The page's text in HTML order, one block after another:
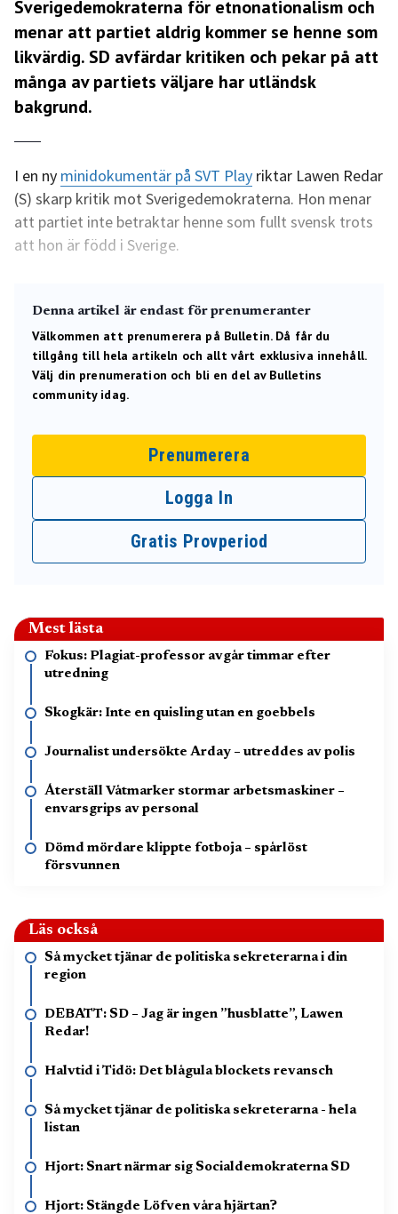
Sverigedemokraterna för etnonationalism och
menar att partiet aldrig kommer se henne som
likvärdig. SD avfärdar kritiken och pekar på att
många av partiets väljare har utländsk
bakgrund.
I en ny minidokumentär på SVT Play riktar Lawen Redar
(S) skarp kritik mot Sverigedemokraterna. Hon menar
att partiet inte betraktar henne som fullt svensk trots
att hon är född i Sverige.
Denna artikel är endast för prenumeranter
Välkommen att prenumerera på Bulletin. Då får du
tillgång till hela artikeln och allt vårt exklusiva innehåll.
Välj din prenumeration och bli en del av Bulletins
community idag.
Prenumerera
Logga In
Gratis Provperiod
Mest lästa
Fokus: Plagiat-professor avgår timmar efter
utredning
Skogkär: Inte en quisling utan en goebbels
Journalist undersökte Arday – utreddes av polis
Återställ Våtmarker stormar arbetsmaskiner –
envarsgrips av personal
Dömd mördare klippte fotboja – spårlöst
försvunnen
Läs också
Så mycket tjänar de politiska sekreterarna i din
region
DEBATT: SD – Jag är ingen ”husblatte”, Lawen
Redar!
Halvtid i Tidö: Det blågula blockets revansch
Så mycket tjänar de politiska sekreterarna - hela
listan
Hjort: Snart närmar sig Socialdemokraterna SD
Hjort: Stängde Löfven våra hjärtan?